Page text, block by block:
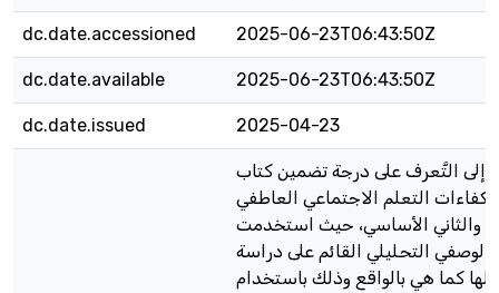
dc.date.accessioned 2025-06-23T06:43:50Z
dc.date.available 2025-06-23T06:43:50Z
dc.date.issued 2025-04-23
إلى التَّعرف على درجة تضمين كتاب
لكفاءات التعلم الاجتماعي العاطفي
والثاني الأساسي، حيث استخدمت
الوصفي التحليلي القائم على دراسة
كما هي بالواقع وذلك باستخدام